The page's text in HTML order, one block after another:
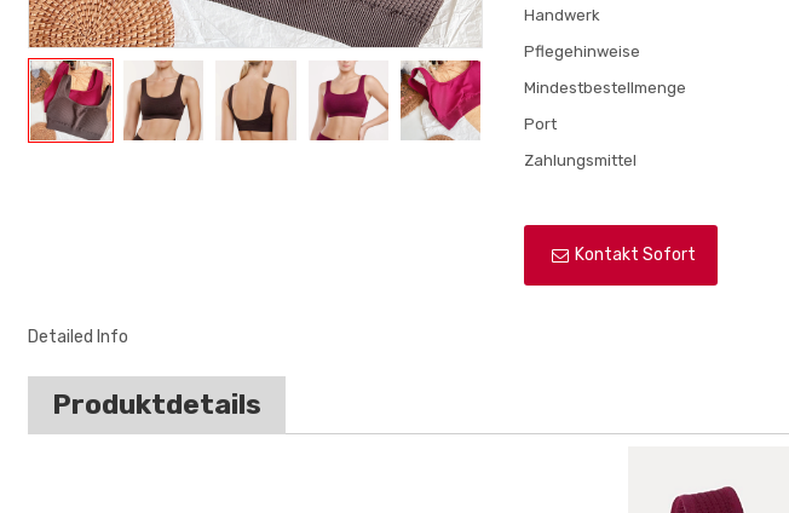
Handwerk
Pflegehinweise
Mindestbestellmenge
Port
Zahlungsmittel
Kontakt Sofort
Detailed Info
Produktdetails